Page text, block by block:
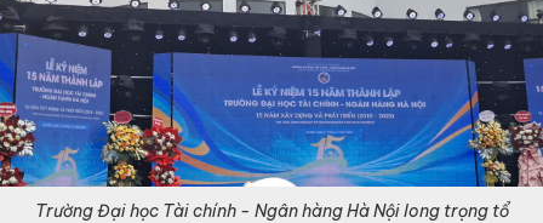
Trường Đại học Tài chính - Ngân hàng Hà Nội long trọng tổ